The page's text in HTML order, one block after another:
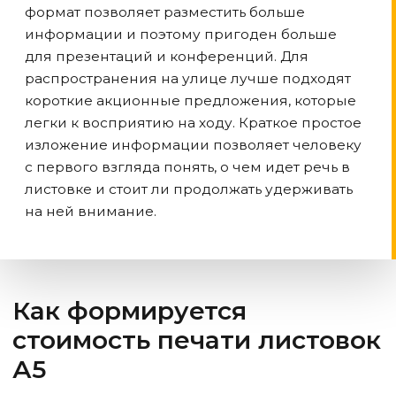
формат позволяет разместить больше
информации и поэтому пригоден больше
для презентаций и конференций. Для
распространения на улице лучше подходят
короткие акционные предложения, которые
легки к восприятию на ходу. Краткое простое
изложение информации позволяет человеку
с первого взгляда понять, о чем идет речь в
листовке и стоит ли продолжать удерживать
на ней внимание.
Как формируется
стоимость печати листовок
А5